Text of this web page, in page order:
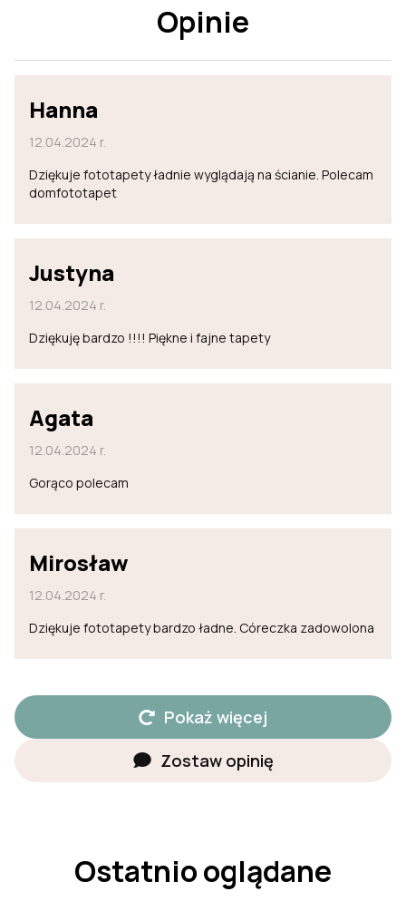
Opinie
Hanna
12.04.2024 r.
Dziękuje fototapety ładnie wyglądają na ścianie. Polecam
domfototapet
Justyna
12.04.2024 r.
Dziękuję bardzo !!!! Piękne i fajne tapety
Agata
12.04.2024 r.
Gorąco polecam
Mirosław
12.04.2024 r.
Dziękuje fototapety bardzo ładne. Córeczka zadowolona
Pokaż więcej
Zostaw opinię
Ostatnio oglądane